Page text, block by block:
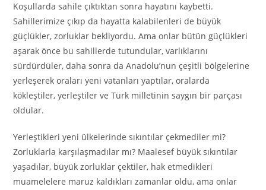
Koşullarda sahile çıktıktan sonra hayatını kaybetti.
Sahillerimize çıkıp da hayatta kalabilenleri de büyük
güçlükler, zorluklar bekliyordu. Ama onlar bütün güçlükleri
aşarak önce bu sahillerde tutundular, varlıklarını
sürdürdüler, daha sonra da Anadolu’nun çeşitli bölgelerine
yerleşerek oraları yeni vatanları yaptılar, oralarda
kökleştiler, yerleştiler ve Türk milletinin saygın bir parçası
oldular.
Yerleştikleri yeni ülkelerinde sıkıntılar çekmediler mi?
Zorluklarla karşılaşmadılar mı? Maalesef büyük sıkıntılar
yaşadılar, büyük zorluklar çektiler, hak etmedikleri
muamelelere maruz kaldıkları zamanlar oldu, ama onlar